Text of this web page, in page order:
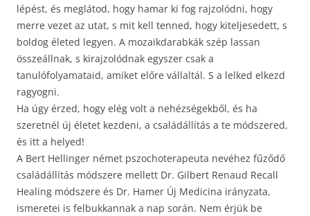
lépést, és meglátod, hogy hamar ki fog rajzolódni, hogy
merre vezet az utat, s mit kell tenned, hogy kiteljesedett, s
boldog életed legyen. A mozaikdarabkák szép lassan
összeállnak, s kirajzolódnak egyszer csak a
tanulófolyamataid, amiket előre vállaltál. S a lelked elkezd
ragyogni.
Ha úgy érzed, hogy elég volt a nehézségekből, és ha
szeretnél új életet kezdeni, a családállítás a te módszered,
és itt a helyed!
A Bert Hellinger német pszochoterapeuta nevéhez fűződő
családállítás módszere mellett Dr. Gilbert Renaud Recall
Healing módszere és Dr. Hamer Új Medicina irányzata,
ismeretei is felbukkannak a nap során. Nem érjük be